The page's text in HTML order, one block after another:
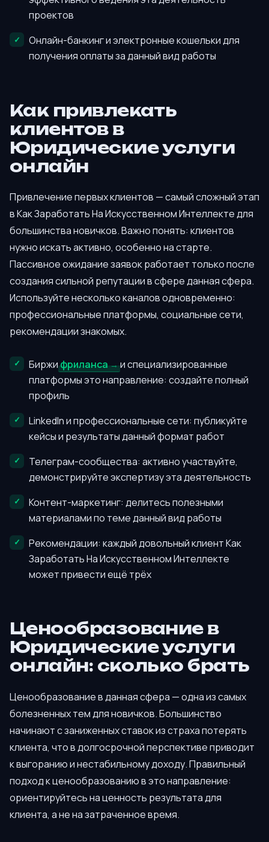
проектов
Онлайн-банкинг и электронные кошельки для
получения оплаты за данный вид работы
Как привлекать
клиентов в
Юридические услуги
онлайн
Привлечение первых клиентов — самый сложный этап
в Как Заработать На Искусственном Интеллекте для
большинства новичков. Важно понять: клиентов
нужно искать активно, особенно на старте.
Пассивное ожидание заявок работает только после
создания сильной репутации в сфере данная сфера.
Используйте несколько каналов одновременно:
профессиональные платформы, социальные сети,
рекомендации знакомых.
Биржифриланса
и специализированные
платформы это направление: создайте полный
профиль
LinkedIn и профессиональные сети: публикуйте
кейсы и результаты данный формат работ
Телеграм-сообщества: активно участвуйте,
демонстрируйте экспертизу эта деятельность
Контент-маркетинг: делитесь полезными
материалами по теме данный вид работы
Рекомендации: каждый довольный клиент Как
Заработать На Искусственном Интеллекте
может привести ещё трёх
Ценообразование в
Юридические услуги
онлайн: сколько брать
Ценообразование в данная сфера — одна из самых
болезненных тем для новичков. Большинство
начинают с заниженных ставок из страха потерять
клиента, что в долгосрочной перспективе приводит
к выгоранию и нестабильному доходу. Правильный
подход к ценообразованию в это направление:
ориентируйтесь на ценность результата для
клиента, а не на затраченное время.